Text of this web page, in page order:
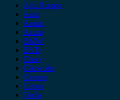
Alfa Romeo
Audi
Austin
Acura
BMW
BYD
Chery
Chevrolet
Citroen
Cupra
Dacia